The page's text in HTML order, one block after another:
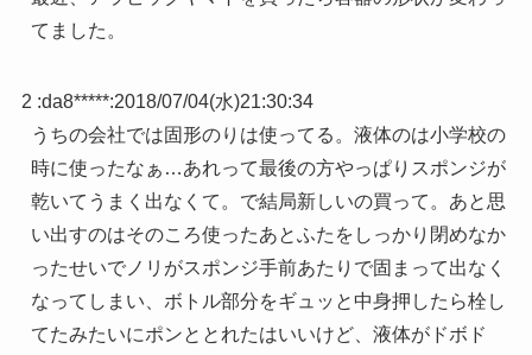
てました。
2 :da8*****:2018/07/04(水)21:30:34
うちの会社では固形のりは使ってる。液体のは小学校の
時に使ったなぁ…あれって最後の方やっぱりスポンジが
乾いてうまく出なくて。で結局新しいの買って。あと思
い出すのはそのころ使ったあとふたをしっかり閉めなか
ったせいでノリがスポンジ手前あたりで固まって出なく
なってしまい、ボトル部分をギュッと中身押したら栓し
てたみたいにポンととれたはいいけど、液体がドボド